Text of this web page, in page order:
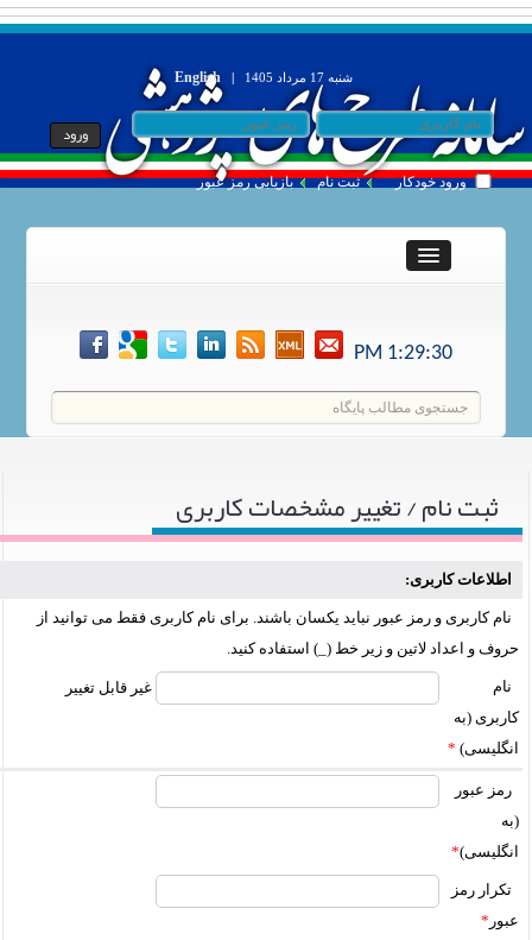
شنبه 17 مرداد 1405 |
English
ورود خودکار ثبت نام بازیابی رمز عبور
1:29:30 PM
ثبت نام / تغییر مشخصات کاربری
اطلاعات کاربری:
نام کاربری و رمز عبور نباید یکسان باشند. برای نام کاربری فقط می توانید از
حروف و اعداد لاتین و زیر خط (_) استفاده کنید.
نام
کاربری (به
انگلیسی) *
غیر قابل تغییر
رمز عبور
(به
انگلیسی)*
تکرار رمز
عبور *